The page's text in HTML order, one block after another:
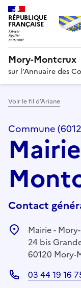
RÉPUBLIQUE
FRANÇAISE
Mory-Montcrux
sur l’Annuaire des
Voir le fil d’Ariane
Commune
Contact
Mairie -
24 bis
60120 Mory-
03 44 19 16